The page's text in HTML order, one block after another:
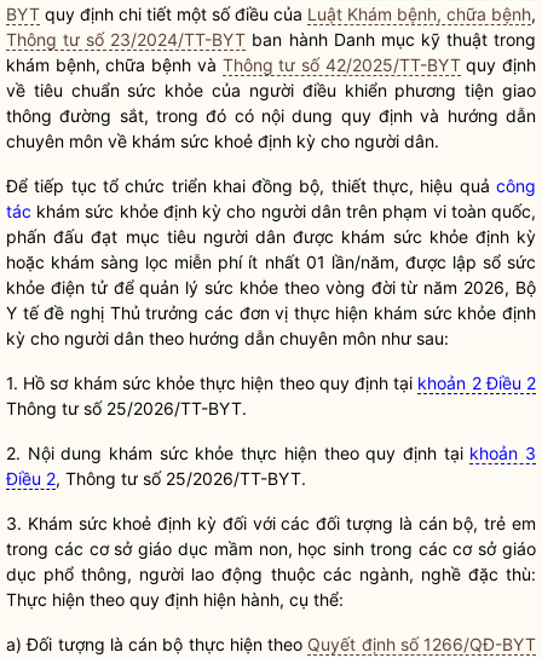
BYT quy định chi tiết một số điều của Luật Khám bệnh, chữa bệnh,
Thông tư số 23/2024/TT-BYT ban hành Danh mục kỹ thuật trong
khám bệnh, chữa bệnh và Thông tư số 42/2025/TT-BYTquy định
về tiêu chuẩn sức khỏe của người điều khiển phương tiện giao
thông đường sắt, trong đó có nội dung quy định và hướng dẫn
chuyên môn về khám sức khoẻ định kỳ cho người dân.
Để tiếp tục tổ chức triển khai đồng bộ, thiết thực, hiệu quả công
tác khám sức khỏe định kỳ cho người dân trên phạm vi toàn quốc,
phấn đấu đạt mục tiêu người dân được khám sức khỏe định kỳ
hoặc khám sàng lọc miễn phí ít nhất 01 lần/năm, được lập sổ sức
khỏe điện tử để quản lý sức khỏe theo vòng đời từ năm 2026, Bộ
Y tế đề nghị Thủ trưởng các đơn vị thực hiện khám sức khỏe định
kỳ cho người dân theo hướng dẫn chuyên môn như sau:
1. Hồ sơ khám sức khỏe thực hiện theo quy định tại khoản 2 Điều 2
Thông tư số 25/2026/TT-BYT.
2. Nội dung khám sức khỏe thực hiện theo quy định tại khoản 3
Điều 2, Thông tư số 25/2026/TT-BYT.
3. Khám sức khoẻ định kỳ đối với các đối tượng là cán bộ, trẻ em
trong các cơ sở giáo dục mầm non, học sinh trong các cơ sở giáo
dục phổ thông, người lao động thuộc các ngành, nghề đặc thù:
Thực hiện theo quy định hiện hành, cụ thể:
a) Đối tượng là cán bộ thực hiện theo Quyết định số 1266/QĐ-BYT